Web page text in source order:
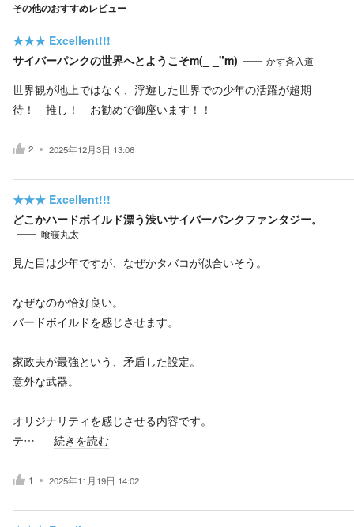
その他のおすすめレビュー
★★★ Excellent!!!
サイバーパンクの世界へとようこそm(_ _"m)
かず斉入道
世界観が地上ではなく、浮遊した世界での少年の活躍が超期
待！ 推し！ お勧めで御座います！！
2 2025年12月3日 13:06
★★★ Excellent!!!
どこかハードボイルド漂う渋いサイバーパンクファンタジー。
喰寝丸太
見た目は少年ですが、なぜかタバコが似合いそう。
なぜなのか恰好良い。
バードボイルドを感じさせます。
家政夫が最強という、矛盾した設定。
意外な武器。
オリジナリティを感じさせる内容です。
テ…
続きを読む
1 2025年11月19日 14:02